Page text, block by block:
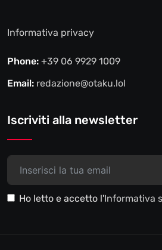
Informativa privacy
Phone: +39 06 9929 1009
Email: redazione@otaku.lol
Iscriviti alla newsletter
Ho letto e accetto l'Informativa